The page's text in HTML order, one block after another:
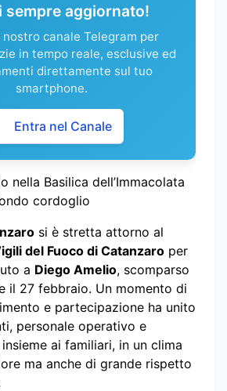
sempre aggiornato!
canale Telegram per
in tempo reale, esclusive ed
direttamente sul tuo
smartphone.
Entra nel Canale
nella Basilica dell’Immacolata
cordoglio
si è stretta attorno al
del Fuoco di Catanzaro per
a Diego Amelio, scomparso
il 27 febbraio. Un momento di
e partecipazione ha unito
personale operativo e
ai familiari, in un clima
ma anche di grande rispetto